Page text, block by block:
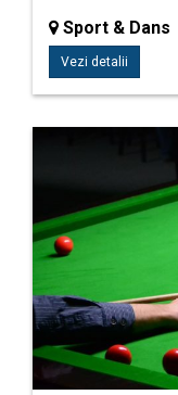
Sport & Dans
Vezi detalii